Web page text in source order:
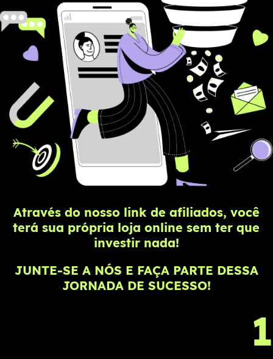
Através do nosso link de afiliados, você
terá sua própria loja online sem ter que
investir nada!
JUNTE-SE A NÓS E FAÇA PARTE DESSA
JORNADA DE SUCESSO!
1